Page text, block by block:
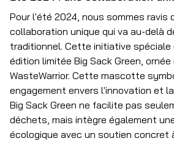
Pour l'été 2024, nous sommes ravis
collaboration unique qui va au-delà
traditionnel. Cette initiative spéciale
édition limitée Big Sack Green,
WasteWarrior. Cette mascotte
engagement envers l'innovation et
Big Sack Green ne facilite pas
déchets, mais intègre également
écologique avec un soutien concret